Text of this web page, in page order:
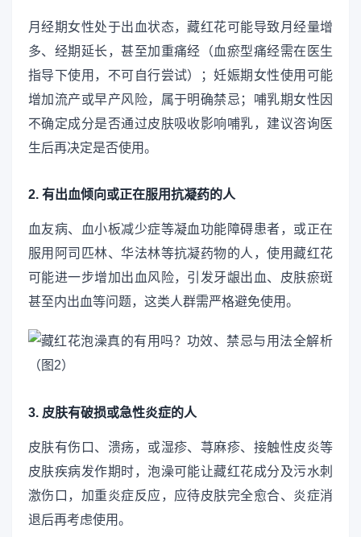
月经期女性处于出血状态，藏红花可能导致月经量增
多、经期延长，甚至加重痛经（血瘀型痛经需在医生
指导下使用，不可自行尝试）；妊娠期女性使用可能
增加流产或早产风险，属于明确禁忌；哺乳期女性因
不确定成分是否通过皮肤吸收影响哺乳，建议咨询医
生后再决定是否使用。
2. 有出血倾向或正在服用抗凝药的人
血友病、血小板减少症等凝血功能障碍患者，或正在
服用阿司匹林、华法林等抗凝药物的人，使用藏红花
可能进一步增加出血风险，引发牙龈出血、皮肤瘀斑
甚至内出血等问题，这类人群需严格避免使用。
3. 皮肤有破损或急性炎症的人
皮肤有伤口、溃疡，或湿疹、荨麻疹、接触性皮炎等
皮肤疾病发作期时，泡澡可能让藏红花成分及污水刺
激伤口，加重炎症反应，应待皮肤完全愈合、炎症消
退后再考虑使用。